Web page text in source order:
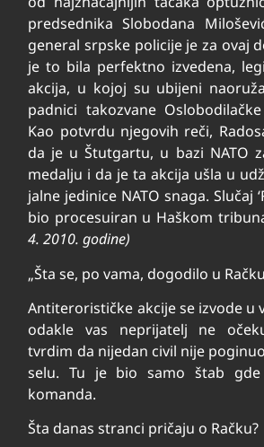
pred­sed­ni­ka Slo­bo­da­na
ge­ne­ral srp­ske po­li­ci­je je za ovaj
je to bi­la per­fekt­no iz­ve­de­na,
ak­ci­ja, u ko­joj su ubi­je­ni
pad­ni­ci ta­ko­zva­ne
Kao po­tvr­du nje­go­vih re­či,
da je u Štut­gar­tu, u ba­zi NA­TO
me­da­lju i da je ta ak­ci­ja ušla u
jal­ne je­di­ni­ce NA­TO sna­ga. Slu­čaj
bio pro­ce­su­i­ran u Ha­škom
4. 2010. godine)
„Šta se, po vama, dogodilo u
Antiterorističke akcije se izvode u
odakle vas neprijatelj ne
tvrdim da nijedan civil nije
selu. Tu je bio samo štab
komanda.
Šta danas stranci pričaju o Račku?